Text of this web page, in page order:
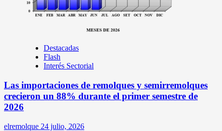
Destacadas
Flash
Interés Sectorial
Las importaciones de remolques y semirremolques
crecieron un 88% durante el primer semestre de
2026
elremolque 24 julio, 2026